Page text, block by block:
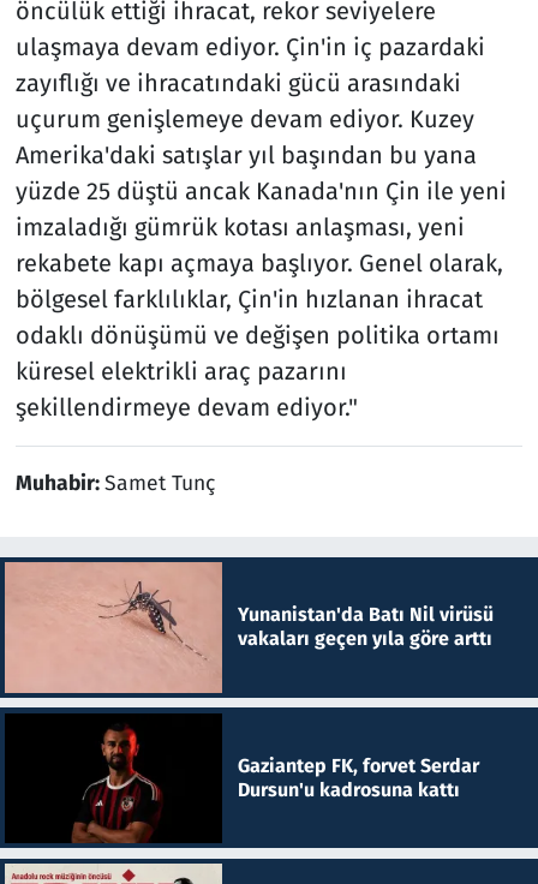
öncülük ettiği ihracat, rekor seviyelere
ulaşmaya devam ediyor. Çin'in iç pazardaki
zayıflığı ve ihracatındaki gücü arasındaki
uçurum genişlemeye devam ediyor. Kuzey
Amerika'daki satışlar yıl başından bu yana
yüzde 25 düştü ancak Kanada'nın Çin ile yeni
imzaladığı gümrük kotası anlaşması, yeni
rekabete kapı açmaya başlıyor. Genel olarak,
bölgesel farklılıklar, Çin'in hızlanan ihracat
odaklı dönüşümü ve değişen politika ortamı
küresel elektrikli araç pazarını
şekillendirmeye devam ediyor."
Muhabir:Samet Tunç
Yunanistan'da Batı Nil virüsü
vakaları geçen yıla göre arttı
Gaziantep FK, forvet Serdar
Dursun'u kadrosuna kattı